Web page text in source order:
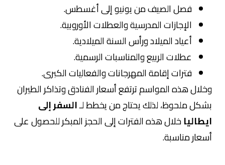
فصل الصيف من يونيو إلى أغسطس.
الإجازات المدرسية والعطلات الأوروبية.
أعياد الميلاد ورأس السنة الميلادية.
عطلات الربيع والمناسبات الرسمية.
فترات إقامة المهرجانات والفعاليات الكبرى.
وخلال هذه المواسم ترتفع أسعار الفنادق وتذاكر الطيران
بشكل ملحوظ، لذلك يحتاج من يخطط لـالسفر إلى
ايطالياخلال هذه الفترات إلى الحجز المبكر للحصول على
أسعار مناسبة.